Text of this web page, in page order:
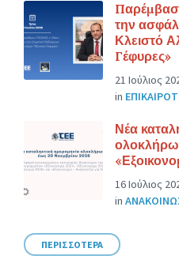
την
Κλειστό
Γέφυρες»
21 Ιούλιος
in
Νέα
16 Ιούλιος
in
ΠΕΡΙΣΣΟΤΕΡΑ